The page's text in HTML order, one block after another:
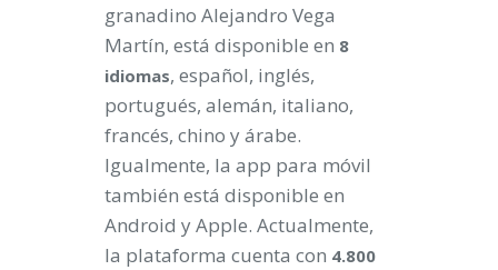
granadino Alejandro Vega
Martín, está disponible en 8
idiomas, español, inglés,
portugués, alemán, italiano,
francés, chino y árabe.
Igualmente, la app para móvil
también está disponible en
Android y Apple. Actualmente,
la plataforma cuenta con 4.800